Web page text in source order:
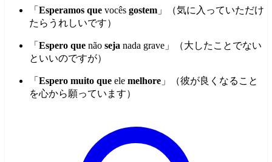
「 Esperamos que vocês gostem 」（気に入っていただけ
たらうれしいです）
「 Espero que não seja nada grave」（大したことでない
といいのですが）
「 Espero muito que ele melhore 」（彼が良くなること
を心から願っています）